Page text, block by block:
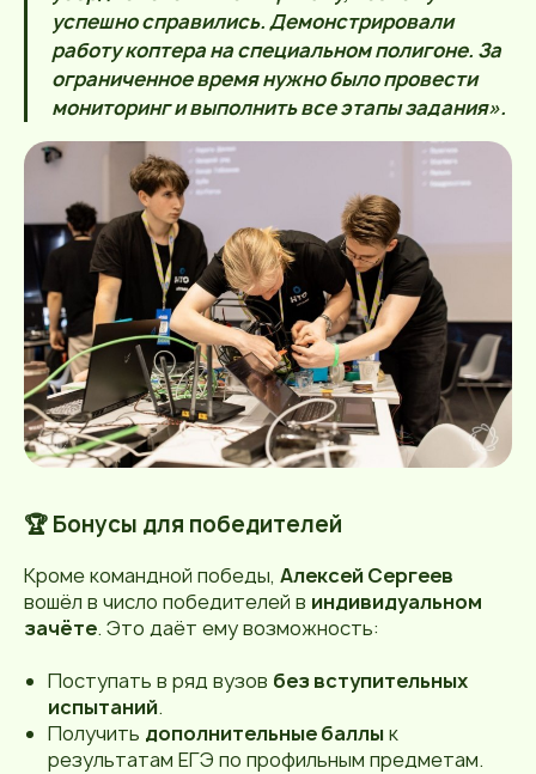
успешно справились. Демонстрировали
работу коптера на специальном полигоне. За
ограниченное время нужно было провести
мониторинг и выполнить все этапы задания».
🏆 Бонусы для победителей
Кроме командной победы, Алексей Сергеев
вошёл в число победителей в индивидуальном
зачёте. Это даёт ему возможность:
Поступать в ряд вузов без вступительных
испытаний.
Получить дополнительные баллык
результатам ЕГЭ по профильным предметам.